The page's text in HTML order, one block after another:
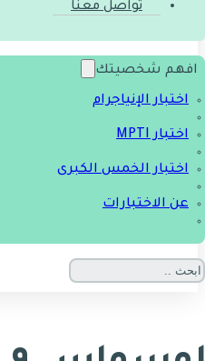
تواصل معنا
افهم شخصيتك
اختبار الإنياجرام
اختبار MPTI
اختبار الخمس الكبرى
عن الاختبارات